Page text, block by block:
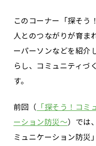
このコーナー「探そう
人とのつながりが育ま
ーパーソンなどを紹介
らし、コミュニティづ
す。
前回（ 「探そう！コ
ーション防災〜）では
ミュニケーション防災